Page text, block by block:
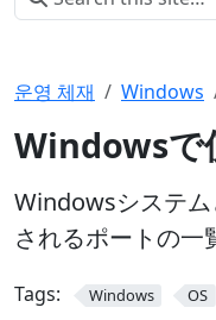
운영 체재 Windows
Windowsで
Windowsシステ
されるポートの一
Tags: Windows OS